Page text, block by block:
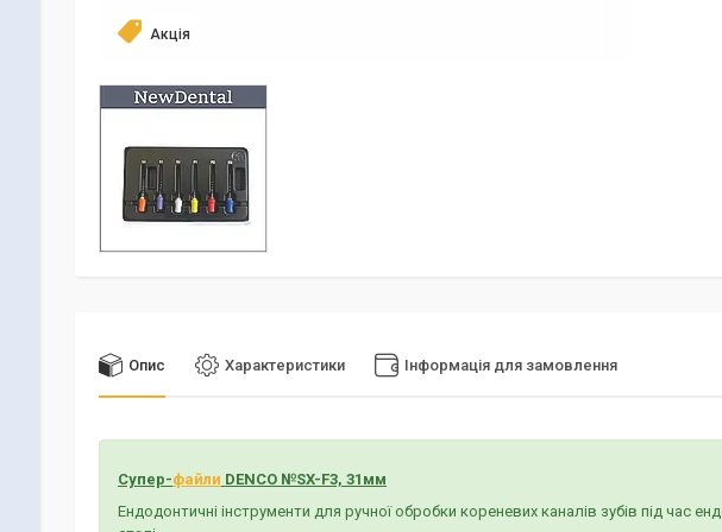
Акція
Опис Характеристики Інформація для замовлення
Супер-файли DENCO №SX-F3, 31мм
Ендодонтичні інструменти для ручної обробки кореневих каналів зубів під час